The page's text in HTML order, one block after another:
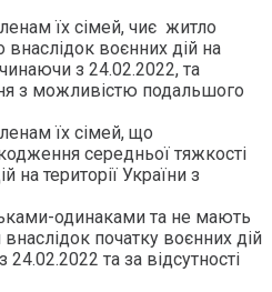
їх сімей, чиє житло
внаслідок воєнних дій на
з 24.02.2022, та
з можливістю подальшого
їх сімей, що
середньої тяжкості
на території України з
одинаками та не мають
внаслідок початку воєнних дій
24.02.2022 та за відсутності